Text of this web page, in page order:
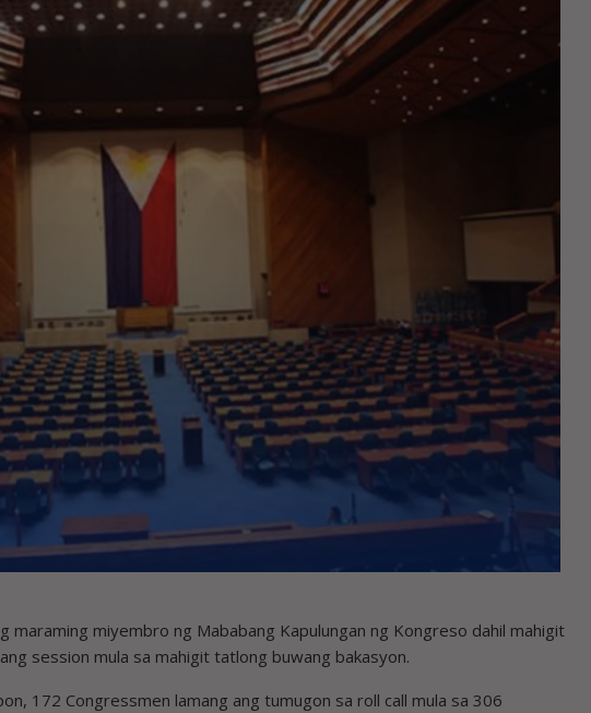
maraming miyembro ng Mababang Kapulungan ng Kongreso dahil mahigit
session mula sa mahigit tatlong buwang bakasyon.
172 Congressmen lamang ang tumugon sa roll call mula sa 306